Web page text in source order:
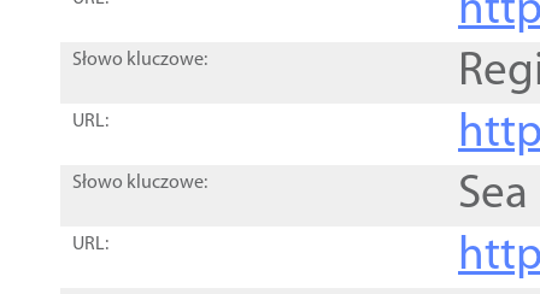
Słowo kluczowe:
URL:
Słowo kluczowe:
URL: